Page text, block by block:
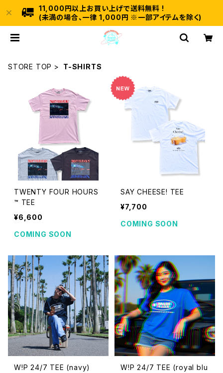
11,000円以上お買い上げで送料無料 !
(未満の場合、一律 1,000円 ※一部アイテムを除く)
STORE TOP T-SHIRTS
TWENTY FOUR HOURS
™ TEE
¥6,600
COMING SOON
SAY CHEESE! TEE
¥7,700
COMING SOON
W!P 24/7 TEE (navy)
W!P 24/7 TEE (royal blu